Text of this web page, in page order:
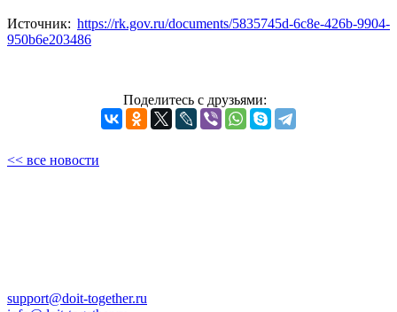
Источник: https://rk.gov.ru/documents/5835745d-6c8e-426b-9904-
950b6e203486
Поделитесь с друзьями:
<< все новости
support@doit-together.ru